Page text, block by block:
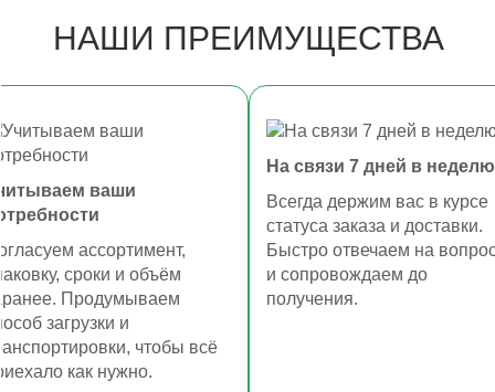
НАШИ ПРЕИМУЩЕСТВА
ваши
ассортимент,
сроки и объём
Продумываем
загрузки и
чтобы всё
как нужно.
На связи 7 дней в неделю
Всегда держим вас в курсе
статуса заказа и доставки.
Быстро отвечаем на
и сопровождаем до
получения.